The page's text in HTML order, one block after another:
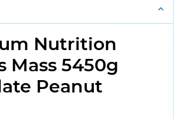
Nutrition
Mass 5450g
Peanut